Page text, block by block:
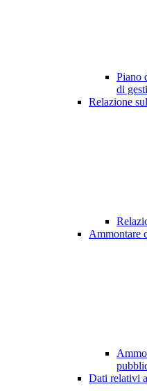
Piano
di
Relazione
Ammontare
Dati relativi